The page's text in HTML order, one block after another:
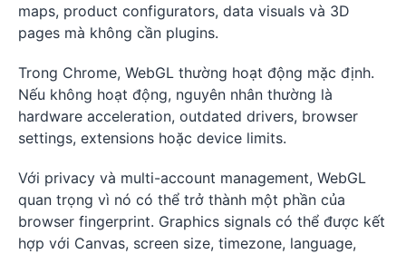
maps, product configurators, data visuals và 3D
pages mà không cần plugins.
Trong Chrome, WebGL thường hoạt động mặc định.
Nếu không hoạt động, nguyên nhân thường là
hardware acceleration, outdated drivers, browser
settings, extensions hoặc device limits.
Với privacy và multi-account management, WebGL
quan trọng vì nó có thể trở thành một phần của
browser fingerprint. Graphics signals có thể được kết
hợp với Canvas, screen size, timezone, language,